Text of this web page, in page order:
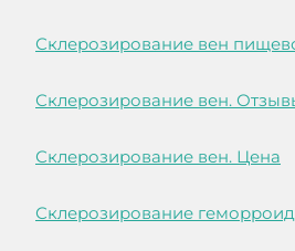
Склерозирование вен
Склерозирование вен.
Склерозирование вен. Цена
Склерозирование